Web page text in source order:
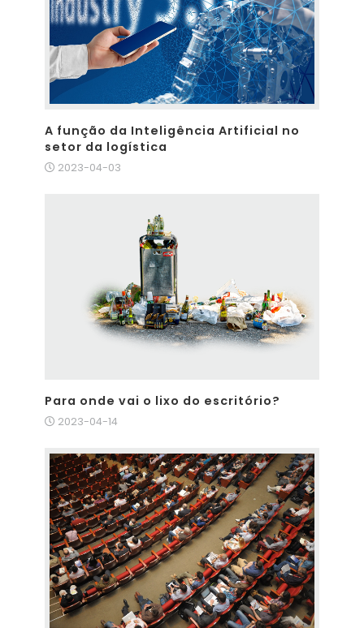
A função da Inteligência Artificial no
setor da logística
2023-04-03
Para onde vai o lixo do escritório?
2023-04-14